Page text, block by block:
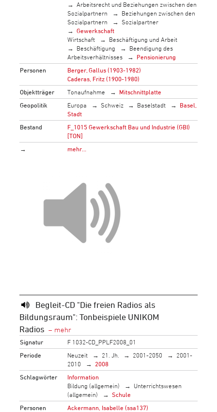
Arbeitsrecht und Beziehungen zwischen den
Sozialpartnern
Beziehungen zwischen den
Sozialpartnern
Sozialpartner
Gewerkschaft
Wirtschaft
Beschäftigung und Arbeit
Beschäftigung
Beendigung des
Arbeitsverhältnisses
Pensionierung
Personen
Berger, Gallus (1903-1982)
Caderas, Fritz (1900-1980)
Objektträger
Tonaufnahme
Mitschnittplatte
Geopolitik
Europa Schweiz Baselstadt
Basel,
Stadt
Bestand
F_1015 Gewerkschaft Bau und Industrie (GBI)
[TON]
→
mehr…
Begleit-CD "Die freien Radios als
Bildungsraum": Tonbeispiele UNIKOM
Radios
Signatur
F 1032-CD_PPLF2008_01
Periode
Neuzeit 21. Jh. 2001-2050
2001-
2010
2008
Schlagwörter
Information
Bildung (allgemein)
Unterrichtswesen
(allgemein)
Schule
Personen
Ackermann, Isabelle (ssa137)